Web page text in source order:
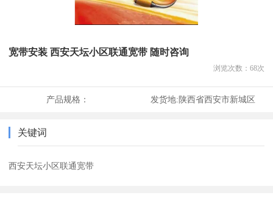
宽带安装 西安天坛小区联通宽带 随时咨询
浏览次数： 68次
产品规格： 发货地:陕西省西安市新城区
关键词
西安天坛小区联通宽带